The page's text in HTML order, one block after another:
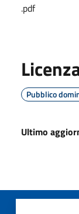
.pdf
Pubblico
Ultimo